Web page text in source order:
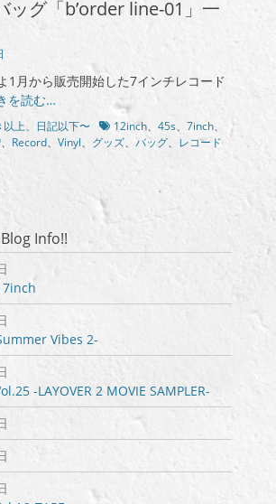
ッグ「b’order line-01」一
1月から販売開始した7インチレコード
を読む…
上、日記以下〜 タ
グ
12inch、 45s、 7inch、
、 Record、 Vinyl、 グッズ、 バッグ、 レコード
Info!!
Vibes 2-
-LAYOVER 2 MOVIE SAMPLER-